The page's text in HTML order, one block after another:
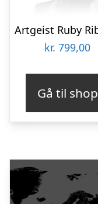
kr. 799,00
Gå til shop